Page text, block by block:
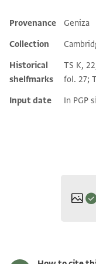
Additional
Provenance
Geniza
Collection
Historical
shelfmarks
TS K,
fol. 27;
Input date
In PGP
Matthew Dudley's